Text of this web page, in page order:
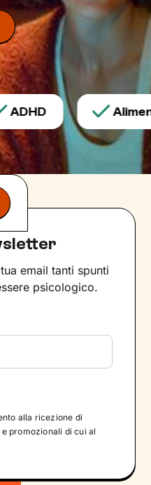
email tanti spunti
psicologico.
alla ricezione di
promozionali di cui al